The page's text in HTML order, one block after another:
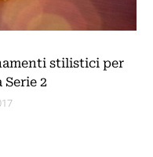
stilistici per
2